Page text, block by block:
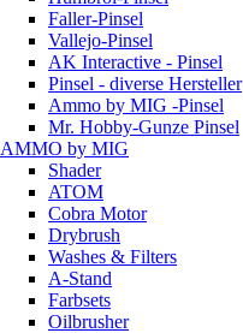
Faller-Pinsel
Vallejo-Pinsel
AK Interactive - Pinsel
Pinsel - diverse Hersteller
Ammo by MIG -Pinsel
Mr. Hobby-Gunze Pinsel
AMMO by MIG
Shader
ATOM
Cobra Motor
Drybrush
Washes & Filters
A-Stand
Farbsets
Oilbrusher